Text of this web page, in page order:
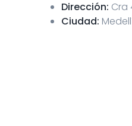
Dirección: Cra
Ciudad: